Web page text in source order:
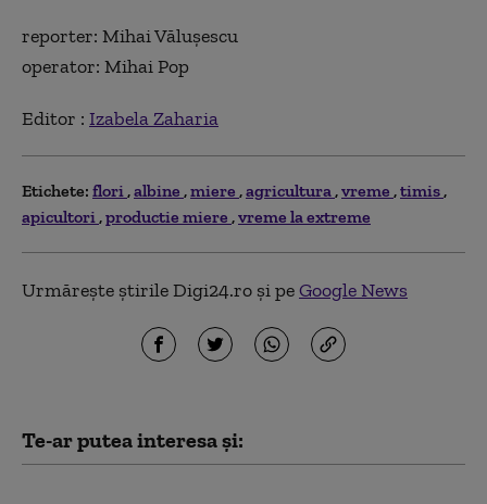
reporter: Mihai Vălușescu
operator: Mihai Pop
Editor : Izabela Zaharia
Etichete: flori albine miere agricultura vreme timis
apicultori productie miere vreme la extreme
Urmărește știrile Digi24.ro și peGoogle News
Te-ar putea interesa și: